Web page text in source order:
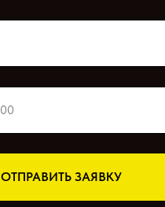
ОТПРАВИТЬ ЗАЯВКУ